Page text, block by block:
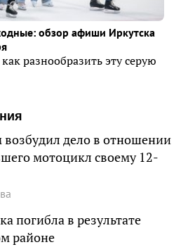
обзор афиши Иркутска
разнообразить эту серую
возбудил дело в отношении
мотоцикл своему 12-
погибла в результате
районе